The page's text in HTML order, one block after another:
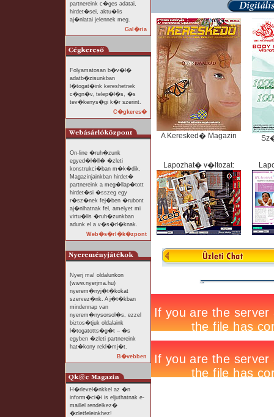
partnereink c�ges adatai,
hirdet�sei, aktu�lis
aj�nlatai jelennek meg.
Gal�ria
Folyamatosan b�v�l�
adatb�zisunkban
l�togat�ink kereshetnek
c�gn�v, telep�l�s, �s
tev�kenys�gi k�r szerint.
C�gkeres�
On-line �ruh�zunk
egyed�l�ll� �zleti
konstrukci�ban m�k�dik.
Magazinjainkban hirdet�
partnereink a meg�llap�tott
hirdet�si �sszeg egy
r�sz�nek fej�ben �rubont
aj�nlhatnak fel, amelyet mi
virtu�lis �ruh�zunkban
adunk el a v�s�rl�knak.
Web�s�rl�k�zpont
Nyerj ma! oldalunkon
(www.nyerjma.hu)
nyerem�nyj�t�kokat
szervez�nk. A j�t�kban
mindennap van
nyerem�nysorsol�s, ezzel
biztos�tjuk oldalaink
l�togatotts�g�t – �s
egyben �zleti partnereink
hat�kony rekl�mj�t.
B�vebben
H�rlevel�nkkel az �n
inform�ci�i is eljuthatnak e-
maillel rendelkez�
�zletfeleinkhez!
A Keresked� Magazin
Lapozhat� v�ltozat: